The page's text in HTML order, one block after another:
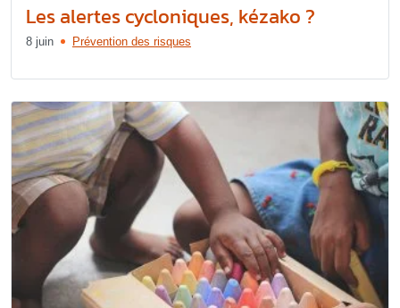
Les alertes cycloniques, kézako ?
8 juin Prévention des risques